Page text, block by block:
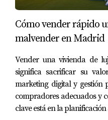
Obtener o renovar la
de Henares no tiene por
si cuentas con la
cumplir con las
garantizar un entorno
futuros inquilinos o
cómo proceder o
Cómo vender rápido
malvender en Madrid
Vender una vivienda de
significa sacrificar su
marketing digital y gestión
compradores adecuados y
clave está en la